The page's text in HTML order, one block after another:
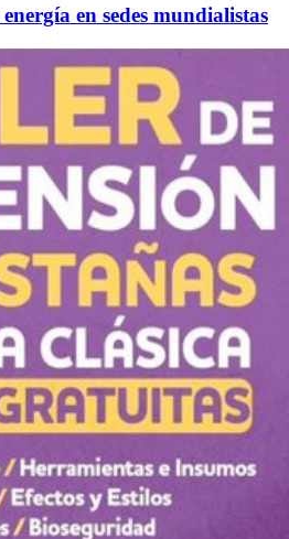
en sedes mundialistas